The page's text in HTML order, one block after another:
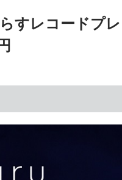
すレコードプ